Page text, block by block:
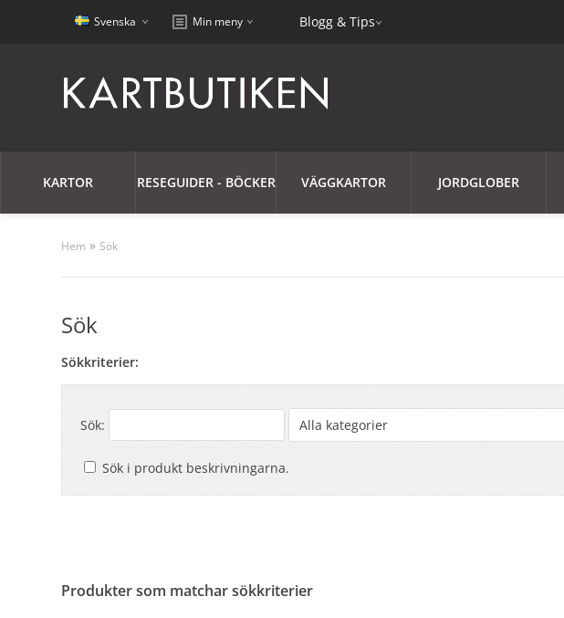
Svenska Min meny Blogg & Tips
KARTOR RESEGUIDER - BÖCKER VÄGGKARTOR JORDGLOBER
Hem » Sök
Sök
Sökkriterier:
Sök:
Sök i produkt beskrivningarna.
Produkter som matchar sökkriterier